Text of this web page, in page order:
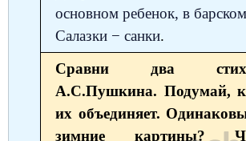
основном ребенок, в
Салазки − санки.
Сравни два
А.С.Пушкина. Подумай,
их объединяет.
зимние картины?